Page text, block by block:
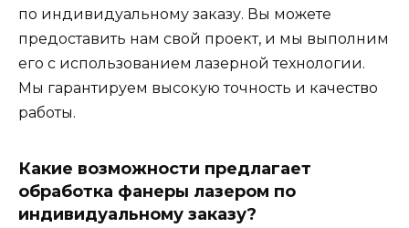
по индивидуальному заказу. Вы можете
предоставить нам свой проект, и мы выполним
его с использованием лазерной технологии.
Мы гарантируем высокую точность и качество
работы.
Какие возможности предлагает
обработка фанеры лазером по
индивидуальному заказу?